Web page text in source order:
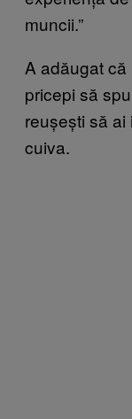
muncii.”
A adăugat
pricepi să
reușești să ai
cuiva.